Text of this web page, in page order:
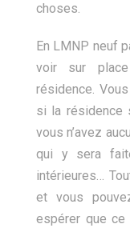
choses.
En LMNP neuf
voir sur
résidence.
si la résidence
vous n’avez
qui y sera
intérieures…
et vous
espérer que